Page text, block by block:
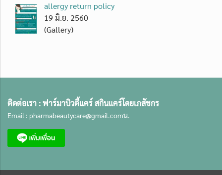
allergy return policy
19 มิ.ย. 2560
(Gallery)
ติดต่อเรา :ฟาร์มาบิวตี้แคร์ สกินแคร์โดยเภสัชกร
Email : pharmabeautycare@gmail.comน.